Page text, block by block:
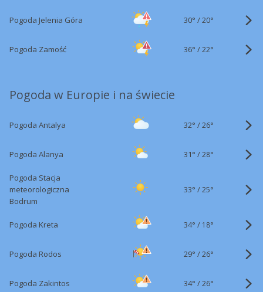
Pogoda Jelenia Góra 30° /20°
Pogoda Zamość 36° /22°
Pogoda w Europie i na świecie
Pogoda Antalya 32° /26°
Pogoda Alanya 31° /28°
Pogoda Stacja
meteorologiczna
Bodrum
33° /25°
Pogoda Kreta 34° / 18°
Pogoda Rodos 29° /26°
Pogoda Zakintos 34° /26°